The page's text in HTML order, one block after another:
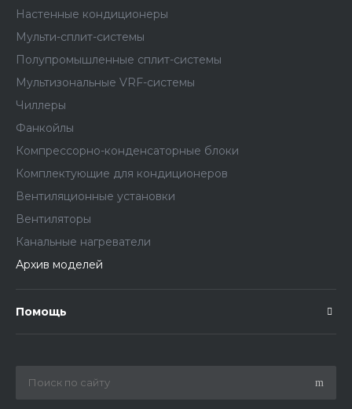
Настенные кондиционеры
Мульти-сплит-системы
Полупромышленные сплит-системы
Мультизональные VRF-системы
Чиллеры
Фанкойлы
Компрессорно-конденсаторные блоки
Комплектующие для кондиционеров
Вентиляционные установки
Вентиляторы
Канальные нагреватели
Архив моделей
Помощь